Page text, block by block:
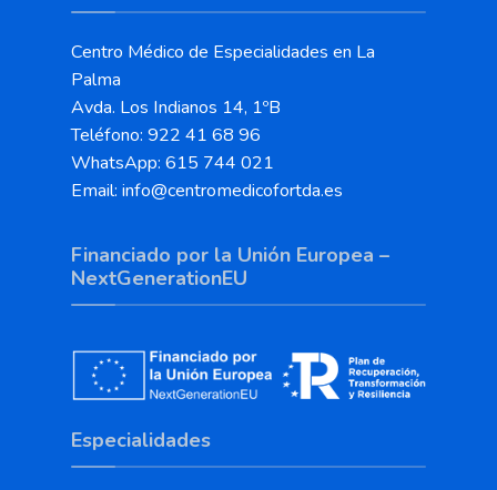
Centro Médico de Especialidades en La
Palma
Avda. Los Indianos 14, 1ºB
Teléfono: 922 41 68 96
WhatsApp: 615 744 021
Email: info@centromedicofortda.es
Financiado por la Unión Europea –
NextGenerationEU
Especialidades